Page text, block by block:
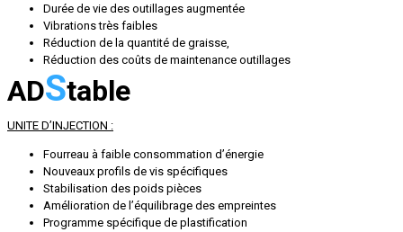
Durée de vie des outillages augmentée
Vibrations très faibles
Réduction de la quantité de graisse,
Réduction des coûts de maintenance outillages
ADStable
UNITE D’INJECTION :
Fourreau à faible consommation d’énergie
Nouveaux profils de vis spécifiques
Stabilisation des poids pièces
Amélioration de l’équilibrage des empreintes
Programme spécifique de plastification